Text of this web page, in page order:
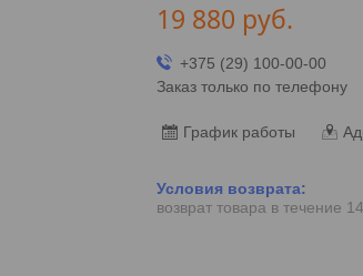
19 880 руб.
+375 (29) 100-00-00
Заказ только по телефону
График работы
возврат товара в течение